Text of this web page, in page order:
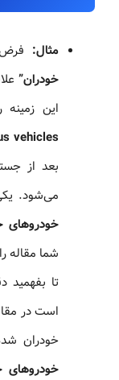
مثال:
خودران”
این زمینه
vehicles”
بعد از
می‌شود.
خودروهای
تا
است در
خودران
خودروهای